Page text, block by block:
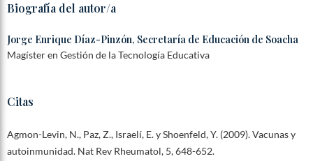
Biografía del autor/a
Jorge Enrique Díaz-Pinzón, Secretaría de Educación de Soacha
Magíster en Gestión de la Tecnología Educativa
Citas
Agmon-Levin, N., Paz, Z., Israelí, E. y Shoenfeld, Y. (2009). Vacunas y
autoinmunidad. Nat Rev Rheumatol, 5, 648-652.